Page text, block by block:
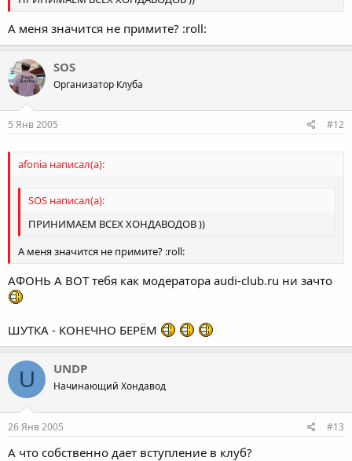
А меня значится не примите? :roll:
SOS
Организатор Клуба
5 Янв 2005 #12
afonia написал(а):
SOS написал(а):
ПРИНИМАЕМ ВСЕХ ХОНДАВОДОВ ))
А меня значится не примите? :roll:
АФОНЬ А ВОТ тебя как модератора audi-club.ru ни зачто
ШУТКА - КОНЕЧНО БЕРЁМ
U UNDP
Начинающий Хондавод
26 Янв 2005 #13
А что собственно дает вступление в клуб?